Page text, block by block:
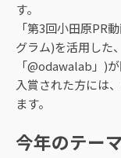
す。
「第3回小田原PR
グラム)を活用した
「@odawalab」)
入賞された方には
ます。
今年のテー